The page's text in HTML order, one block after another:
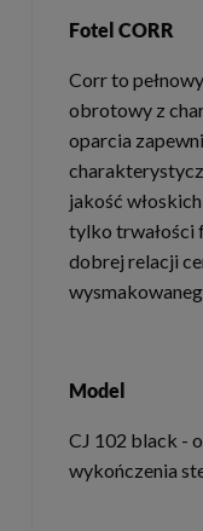
Fotel CORR
Corr to
obrotowy z
oparcia
jakość
tylko trwałości
dobrej relacji
Model
CJ 102 black -
wykończenia